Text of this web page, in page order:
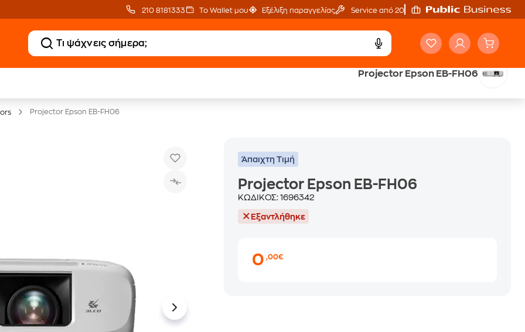
210 8181333 Το Wallet μου Εξέλιξη παραγγελίας Service από 20'
Projector Epson EB-FH06
Άτοκες Δόσεις
Projector Epson EB-FH06
Άπαιχτη Τιμή
Projector Epson EB-FH06
ΚΩΔΙΚΟΣ:1696342
Εξαντλήθηκε
0,00€